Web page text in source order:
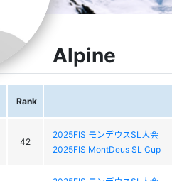
Alpine
Rank
42
2025FIS モンデウスSL大会
2025FIS MontDeus SL Cup